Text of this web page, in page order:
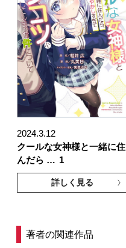
2024.3.12
クールな女神様と一緒に住
んだら … 1
詳しく見る
著者の関連作品